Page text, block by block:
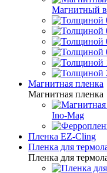
Магнитный
Магнитная пленка
Магнитная пленка
Ino-Mag
Пленка EZ-Cling
Пленка для
Пленка для